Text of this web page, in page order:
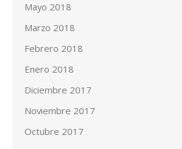
Mayo 2018
Marzo 2018
Febrero 2018
Enero 2018
Diciembre 2017
Noviembre 2017
Octubre 2017